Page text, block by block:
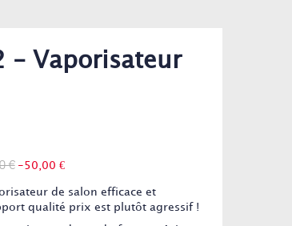
- Vaporisateur
€ -50,00 €
de salon efficace et
qualité prix est plutôt agressif !